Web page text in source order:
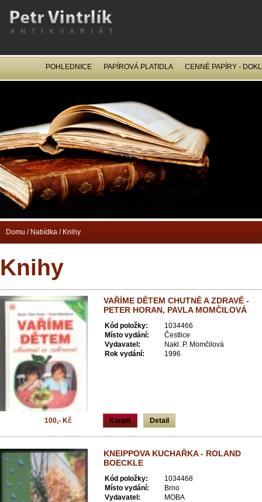
Knihy
VAŘÍME DĚTEM CHUTNĚ A ZDRAVĚ -
PETER HORAN, PAVLA MOMČILOVÁ
Kód položky:
1034466
Místo vydání:
Čestlice
Vydavatel:
Nakl. P. Momčilová
Rok vydání:
1996
Koupit Detail
100,- Kč
KNEIPPOVA KUCHAŘKA - ROLAND
BOECKLE
Kód položky:
1034468
Místo vydání:
Brno
Vydavatel:
MOBA
POHLEDNICE PAPÍROVÁ PLATIDLA CENNÉ PAPÍRY -
Domu / Nabídka / Knihy